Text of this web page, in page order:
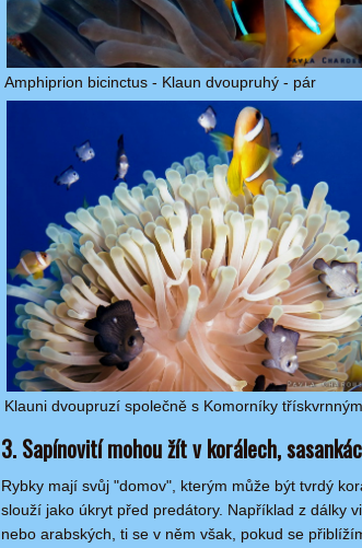
Amphiprion bicinctus - Klaun dvoupruhý - pár
Klauni dvoupruzí společně s Komorníky
3. Sapínovití mohou žít v korálech,
Rybky mají svůj "domov", kterým může být tvrdý
slouží jako úkryt před predátory. Například z dálky
nebo arabských, ti se v něm však, pokud se